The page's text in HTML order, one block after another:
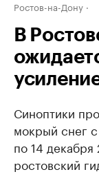
Ростов-на-Дону
В
Синоптики
мокрый снег
по 14
ростовский